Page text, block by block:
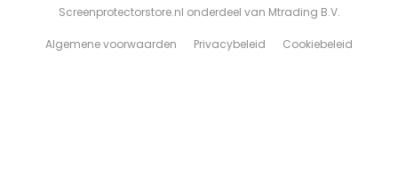
Screenprotectorstore.nl onderdeel van Mtrading B.V.
Algemene voorwaarden Privacybeleid Cookiebeleid